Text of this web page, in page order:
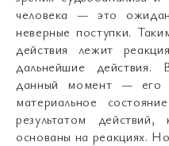
человека — это
неверные поступки.
действия лежит
дальнейшие
данный момент — его
материальное
результатом
основаны на реакциях.